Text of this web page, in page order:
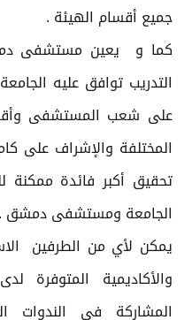
جميع أقسام الهيئة .
كما و يعين مستشفى
التدريب توافق عليه
على شعب المستشفى
المختلفة والإشراف على
تحقيق أكبر فائدة ممكنة
الجامعة ومستشفى دمشق .
يمكن لأي من الطرفين
والأكاديمية المتوفرة
المشاركة في الندوات